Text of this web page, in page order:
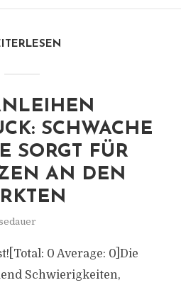
SCHWACHE
SORGT FÜR
AN DEN
0 Average: 0]Die
Schwierigkeiten,